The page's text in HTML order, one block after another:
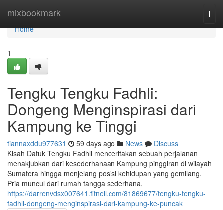
mixbookmark
Home
Home
1
Tengku Tengku Fadhli:
Dongeng Menginspirasi dari
Kampung ke Tinggi
tiannaxddu977631 59 days ago News
Discuss
Kisah Datuk Tengku Fadhli menceritakan sebuah perjalanan
menakjubkan dari kesederhanaan Kampung pinggiran di wilayah
Sumatera hingga menjelang posisi kehidupan yang gemilang.
Pria muncul dari rumah tangga sederhana,
https://darrenvdsx007641.fitnell.com/81869677/tengku-tengku-
fadhli-dongeng-menginspirasi-dari-kampung-ke-puncak